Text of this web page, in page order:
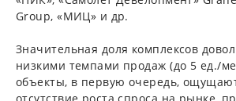
Group, «МИЦ» и др.
Значительная доля комплексов
низкими темпами продаж (до 5 ед./
объекты, в первую очередь,